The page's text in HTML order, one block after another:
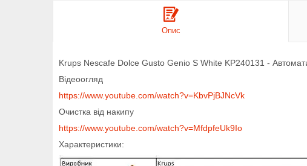
Опис
Krups Nescafe Dolce Gusto Genio S White KP240131 -
Відеоогляд
https://www.youtube.com/watch?v=KbvPjBJNcVk
Очистка від накипу
https://www.youtube.com/watch?v=MfdpfeUk9Io
Характеристики: